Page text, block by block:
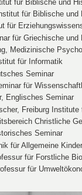
für Biblische und
für Biblische
für
für Griechische und
Medizinische
für Informatik
Seminar
für
Englisches Seminar
Freiburg Institute
Christliche
Seminar
für Allgemeine
für Forstliche
für